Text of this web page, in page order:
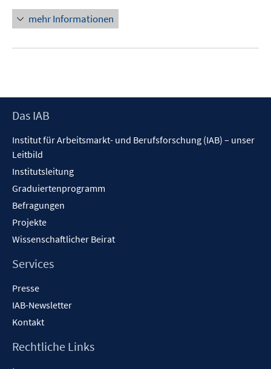
öffnen
mehr Informationen
Footer
Das IAB
Institut für Arbeitsmarkt- und Berufsforschung (IAB) – unser
Leitbild
Institutsleitung
Graduiertenprogramm
Befragungen
Projekte
Wissenschaftlicher Beirat
Services
Presse
IAB-Newsletter
Kontakt
Rechtliche Links